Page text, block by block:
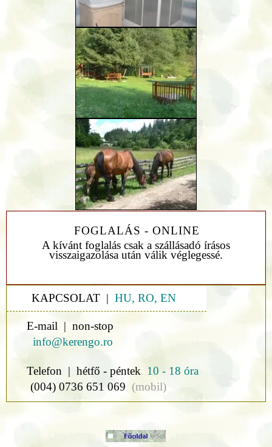
FOGLALÁS - ONLINE
A kívánt foglalás csak a szállásadó írásos
visszaigazolása után válik véglegessé.
KAPCSOLAT | HU, RO, EN
E-mail | non-stop
info@kerengo.ro
Telefon | hétfő - péntek 10 - 18 óra
(004) 0736 651 069 (mobil)